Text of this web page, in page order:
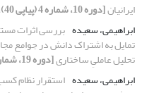
ایرانیان[دوره 10، شماره 4 (پیاپی 40)، 1386، صفحه 213-236]
ابراهیمی، سعیده بررسی اثرات
تمایل به اشتراک دانش در جوامع
تحلیل عاملیِ ساختاری[دوره 19، شماره 1، 1395، صفحه 3-31]
ابراهیمی، سعیده استقرار نظام